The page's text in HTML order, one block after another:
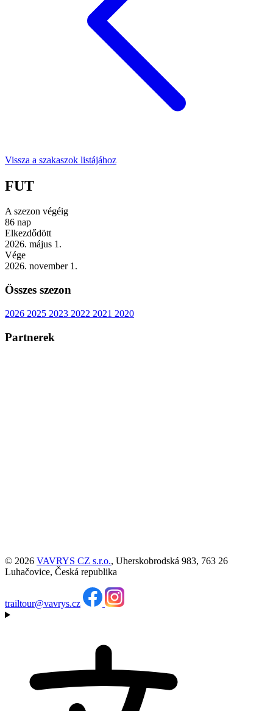
Vissza a szakaszok listájához
FUT
A szezon végéig
86 nap
Elkezdődött
2026. május 1.
Vége
2026. november 1.
Összes szezon
2026 2025 2023 2022 2021 2020
Partnerek
© 2026 VAVRYS CZ s.r.o., Uherskobrodská 983, 763 26
Luhačovice, Česká republika
trailtour@vavrys.cz